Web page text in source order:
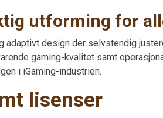
utforming for
adaptivt design der selvstendig
gaming-kvalitet samt
i iGaming-industrien.
lisenser